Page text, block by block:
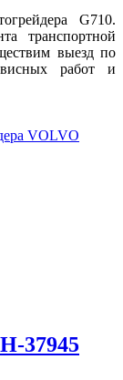
G710.
транспортной
выезд по
работ и
VOLVO
37945